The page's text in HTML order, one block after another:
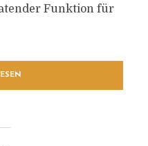
Funktion für